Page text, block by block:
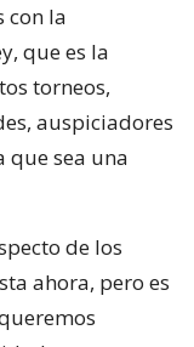
con la
que es la
torneos,
auspiciadores
que sea una
de los
ahora, pero es